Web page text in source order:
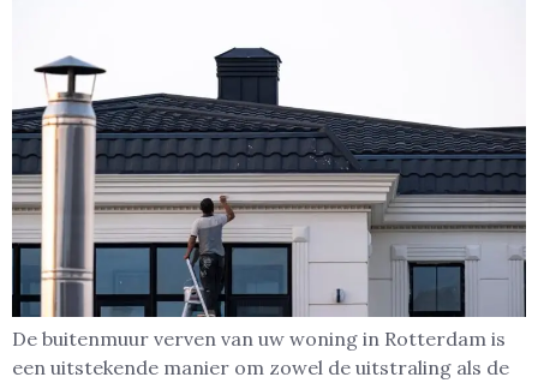
De buitenmuur verven van uw woning in Rotterdam is
een uitstekende manier om zowel de uitstraling als de